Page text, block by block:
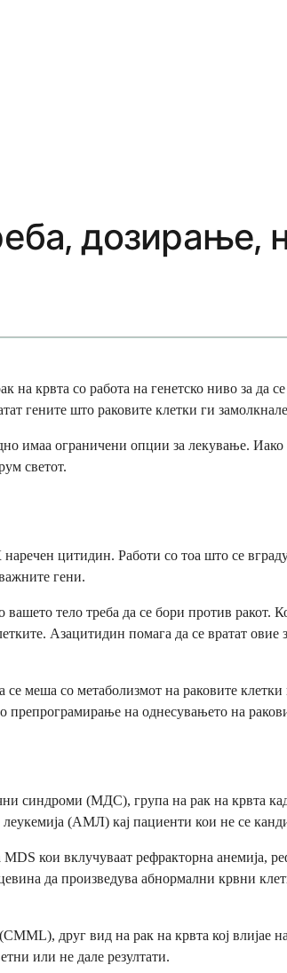
дозирање,
крвта со работа на генетско ниво за да
гените што раковите клетки ги
имаа ограничени опции за лекување.
светот.
цитидин. Работи со тоа што се
гени.
тело треба да се бори против ракот.
Азацитидин помага да се вратат
меша со метаболизмот на раковите
препрограмирање на однесувањето на
синдроми (МДС), група на рак на крвта
(АМЛ) кај пациенти кои не се
кои вклучуваат рефракторна анемија,
да произведува абнормални крвни
друг вид на рак на крвта кој влијае
или не дале резултати.